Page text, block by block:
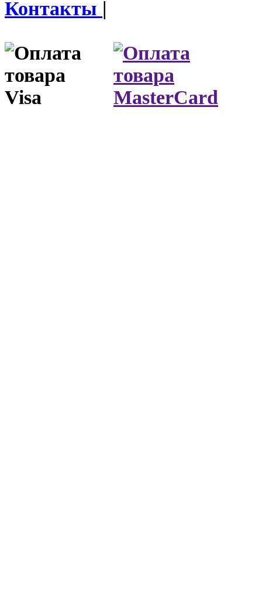
Контакты |